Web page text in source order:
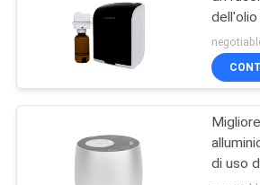
GIRO
FABBRICA
di profumo
macchina di uso